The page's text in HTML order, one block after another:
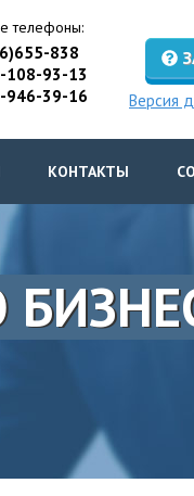
телефоны:
838
108-93-13
946-39-16
Версия
КОНТАКТЫ